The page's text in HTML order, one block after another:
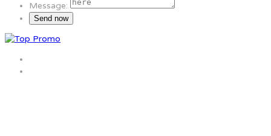
Message: